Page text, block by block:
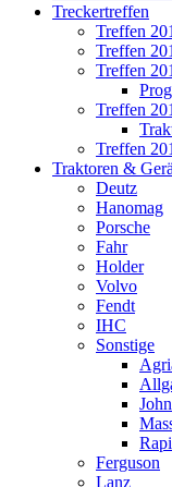
Treckertreffen
Treffen
Treffen
Treffen
Treffen
Treffen
Traktoren &
Deutz
Hanomag
Porsche
Fahr
Holder
Volvo
Fendt
IHC
Sonstige
Ferguson
Lanz